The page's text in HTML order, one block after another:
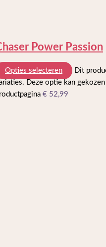
Power Passion
Opties selecteren
Dit
Deze optie kan
€ 52,99